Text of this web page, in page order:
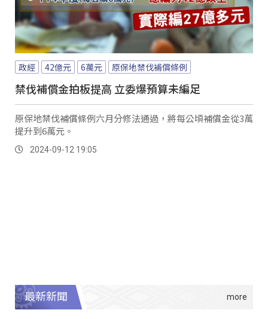
政經 42億元 6萬元 原保地禁伐補償條例
禁伐補償金拍板提高 立委爆預算未編足
原保地禁伐補償條例六月分修法通過，將每公頃補償金從3萬
提升到6萬元。
2024-09-12 19:05
最新新聞